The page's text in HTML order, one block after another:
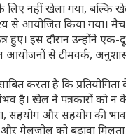
नहीं खेला गया, बल्कि
से आयोजित किया गया।
हुए। इस दौरान उन्होंने
आयोजनों से टीमवर्क,
करता है कि
है। खेल ने पत्रकारों को
सहयोग और सहयोग की
मेलजोल को बढ़ावा